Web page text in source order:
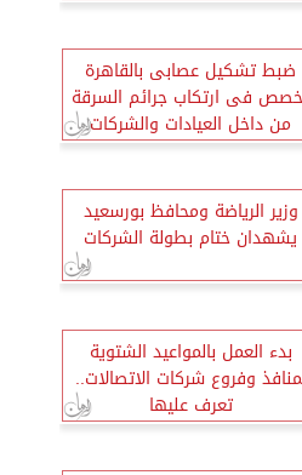
ضبط تشكيل عصابى بالقاهرة
فى ارتكاب جرائم السرقة
من داخل العيادات والشركات
وزير الرياضة ومحافظ بورسعيد
يشهدان ختام بطولة الشركات
بدء العمل بالمواعيد الشتوية
وفروع شركات الاتصالات..
تعرف عليها